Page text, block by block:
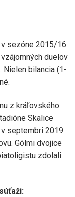
v sezóne 2015/16
duelov
Nielen bilancia (1-
z kráľovského
Skalice
septembri 2019
Gólmi dvojice
zdolali